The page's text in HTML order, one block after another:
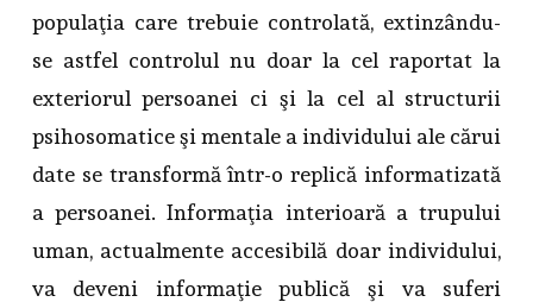
populaţia care trebuie controlată, extinzându-
se astfel controlul nu doar la cel raportat la
exteriorul persoanei ci şi la cel al structurii
psihosomatice şi mentale a individului ale cărui
date se transformă într-o replică informatizată
a persoanei. Informaţia interioară a trupului
uman, actualmente accesibilă doar individului,
va deveni informaţie publică şi va suferi